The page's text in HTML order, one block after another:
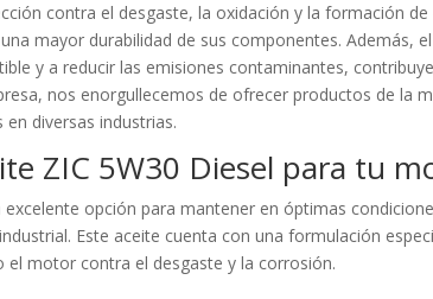
contra el desgaste, la oxidación y la formación
mayor durabilidad de sus componentes. Además,
y a reducir las emisiones contaminantes,
nos enorgullecemos de ofrecer productos de la
diversas industrias.
ZIC 5W30 Diesel para tu
excelente opción para mantener en óptimas
Este aceite cuenta con una formulación
el motor contra el desgaste y la corrosión.